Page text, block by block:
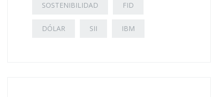
SOSTENIBILIDAD FID
DÓLAR SII IBM